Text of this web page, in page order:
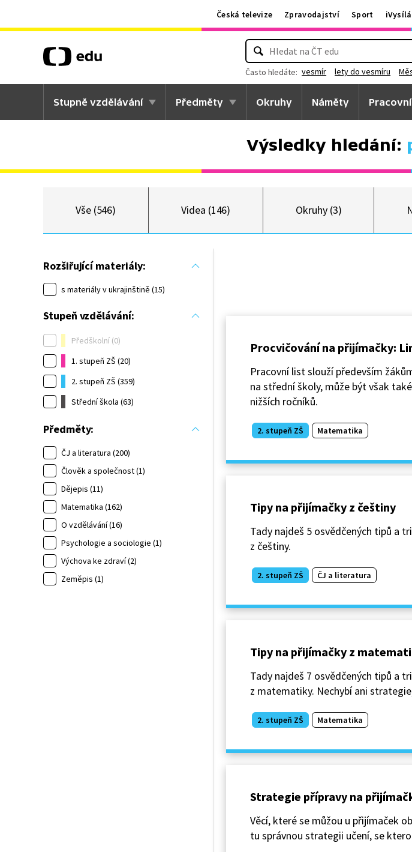
Česká televize Zpravodajství Sport
Často hledáte: vesmír lety do vesmíru
Stupně vzdělávání Předměty Okruhy Náměty
Výsledky hledání:
Vše (546) Videa (146) Okruhy (3)
Rozšiřující materiály:
s materiály v ukrajinštině (15)
Stupeň vzdělávání:
Předškolní (0)
1. stupeň ZŠ (20)
2. stupeň ZŠ (359)
Střední škola (63)
Předměty:
ČJ a literatura (200)
Člověk a společnost (1)
Dějepis (11)
Matematika (162)
O vzdělávání (16)
Psychologie a sociologie (1)
Výchova ke zdraví (2)
Zeměpis (1)
Procvičování na přijímačky:
Pracovní list slouží především
na střední školy, může být však
nižších ročníků.
2. stupeň ZŠ Matematika
Tipy na přijímačky z češtiny
Tady najdeš 5 osvědčených tipů a
z češtiny.
2. stupeň ZŠ ČJ a literatura
Tipy na přijímačky z
Tady najdeš 7 osvědčených tipů a
z matematiky. Nechybí ani
2. stupeň ZŠ Matematika
Strategie přípravy na
Věcí, které se můžou u přijímaček
tu správnou strategii učení, se